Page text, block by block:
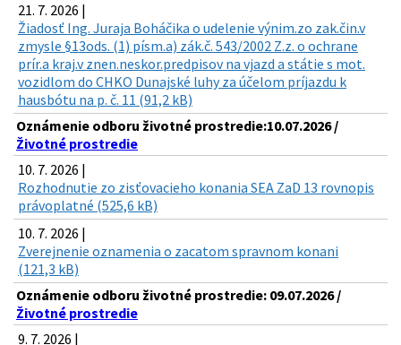
21. 7. 2026 |
Žiadosť Ing. Juraja Boháčika o udelenie výnim.zo zak.čin.v
zmysle §13ods. (1) písm.a) zák.č. 543/2002 Z.z. o ochrane
prír.a kraj.v znen.neskor.predpisov na vjazd a státie s mot.
vozidlom do CHKO Dunajské luhy za účelom príjazdu k
hausbótu na p. č. 11 (91,2 kB)
Oznámenie odboru životné prostredie:10.07.2026 /
Životné prostredie
10. 7. 2026 |
Rozhodnutie zo zisťovacieho konania SEA ZaD 13 rovnopis
právoplatné (525,6 kB)
10. 7. 2026 |
Zverejnenie oznamenia o zacatom spravnom konani
(121,3 kB)
Oznámenie odboru životné prostredie: 09.07.2026 /
Životné prostredie
9. 7. 2026 |